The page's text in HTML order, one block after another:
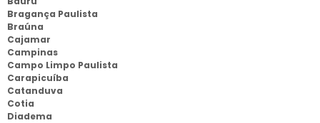
Bragança Paulista
Braúna
Cajamar
Campinas
Campo Limpo Paulista
Carapicuíba
Catanduva
Cotia
Diadema